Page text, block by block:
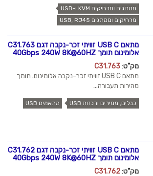
ממתגים ומרחיקים KVM ו-USB
מרחיקים וממתגים USB, RJ45
מתאם USB C זוויתי זכר-נקבה דגם C31.763
אלומינום תומך 40Gbps 240W 8K@60HZ
מק"ט:
C31.763
מתאם USB C זוויתי זכר-נקבה אלומינום. תומך
מהירות תעבורה...
כבלים, ממירים ורכזות USB מתאמים USB
מתאם USB C זוויתי זכר-נקבה דגם C31.762
אלומינום תומך 40Gbps 240W 8K@60HZ
מק"ט:
C31.762